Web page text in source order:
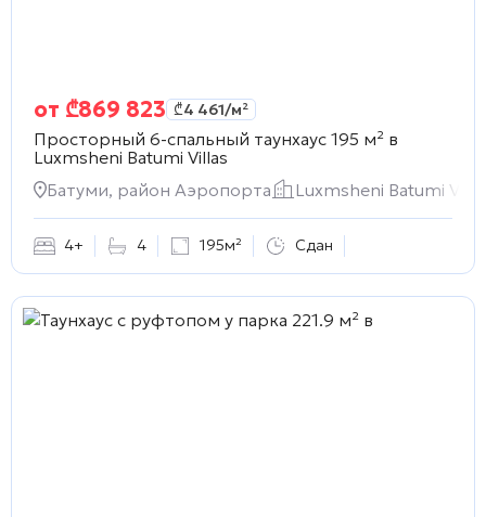
от ₾869 823 ₾4 461/м²
Просторный 6-спальный таунхаус 195 м² в
Luxmsheni Batumi Villas
Батуми, район Аэропорта
Luxmsheni Batumi
4+ 4 195м² Сдан